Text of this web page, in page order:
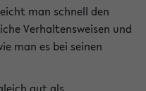
man schnell den
Verhaltensweisen und
man es bei seinen